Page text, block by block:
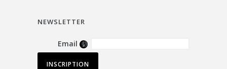
NEWSLETTER
Email